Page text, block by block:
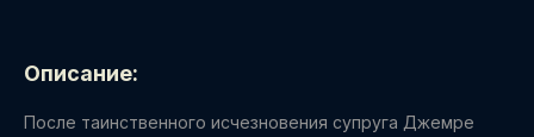
Описание:
После таинственного исчезновения супруга Джемре